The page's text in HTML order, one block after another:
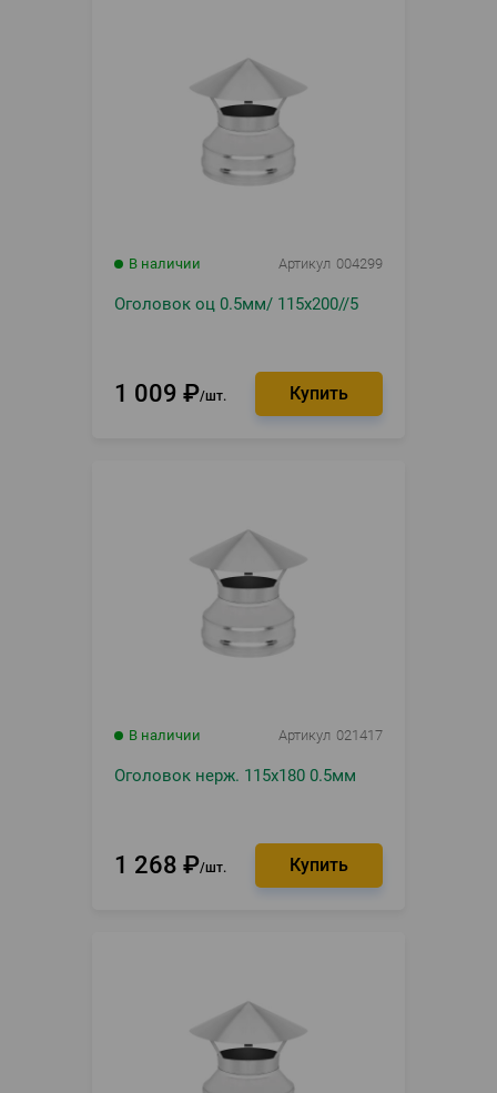
В наличии Артикул 004299
Оголовок оц 0.5мм/ 115х200//5
1 009 ₽ шт.
В наличии Артикул 021417
Оголовок нерж. 115х180 0.5мм
1 268 ₽ шт.